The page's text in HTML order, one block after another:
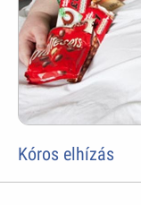
Kóros elhízás